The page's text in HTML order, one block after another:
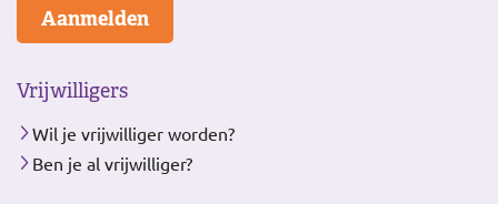
Aanmelden
Vrijwilligers
Wil je vrijwilliger worden?
Ben je al vrijwilliger?